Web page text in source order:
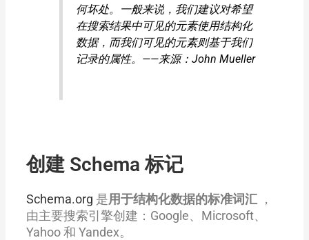
何坏处。一般来说，我们建议对希望
在搜索结果中可见的元素使用结构化
数据，而我们可见的元素则基于我们
记录的属性。——来源：John Mueller
创建 Schema 标记
Schema.org 是用于结构化数据的标准词汇，
由主要搜索引擎创建：Google、Microsoft、
Yahoo 和 Yandex。